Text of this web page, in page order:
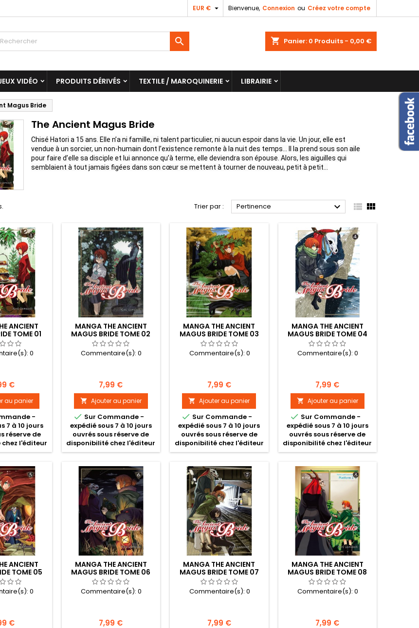
Bienvenue, Connexion ou Créez votre compte
EUR € 
shopping_cart Panier: 0 Produits - 0,00 €

VIDÉO PRODUITS DÉRIVÉS TEXTILE / MAROQUINERIE LIBRAIRIE
Magus Bride
The Ancient Magus Bride
Chisé Hatori a 15 ans. Elle n’a ni famille, ni talent particulier, ni aucun espoir dans la vie. Un jour, elle est
vendue à un sorcier, un non-humain dont l’existence remonte à la nuit des temps... Il la prend sous son aile
pour faire d’elle sa disciple et lui annonce qu’à terme, elle deviendra son épouse. Alors, les aiguilles qui
semblaient à tout jamais figées dans son cœur se mettent à tourner de nouveau, petit à petit...
Trier par : Pertinence   
ANCIENT
TOME 01
0
€
au panier
-
7 à 10 jours
réserve de
l'éditeur
MANGA THE ANCIENT
MAGUS BRIDE TOME 02
Commentaire(s):0
Prix
7,99 €
 Ajouter au panier
 Sur Commande -
expédié sous 7 à 10 jours
ouvrés sous réserve de
disponibilité chez l'éditeur
MANGA THE ANCIENT
MAGUS BRIDE TOME 03
Commentaire(s): 0
Prix
7,99 €
 Ajouter au panier
 Sur Commande -
expédié sous 7 à 10 jours
ouvrés sous réserve de
disponibilité chez l'éditeur
MANGA THE ANCIENT
MAGUS BRIDE TOME 04
Commentaire(s):0
Prix
7,99 €
 Ajouter au panier
 Sur Commande -
expédié sous 7 à 10 jours
ouvrés sous réserve de
disponibilité chez l'éditeur
ANCIENT
TOME 05
0
€
MANGA THE ANCIENT
MAGUS BRIDE TOME 06
Commentaire(s):0
Prix
7,99 €
MANGA THE ANCIENT
MAGUS BRIDE TOME 07
Commentaire(s): 0
Prix
7,99 €
MANGA THE ANCIENT
MAGUS BRIDE TOME 08
Commentaire(s):0
Prix
7,99 €